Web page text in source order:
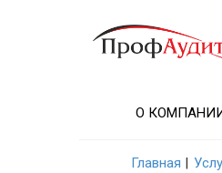
О
Главная |